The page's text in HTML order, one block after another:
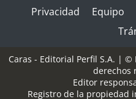
Privacidad
Equipo
Caras - Editorial Perfil S.A. | ©
derechos
Editor
Registro de la propiedad